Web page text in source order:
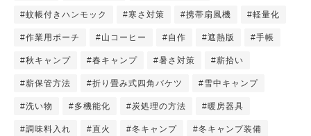
#蚊帳付きハンモック #寒さ対策 #携帯扇風機 #軽量化
#作業用ポーチ #山コーヒー #自作 #遮熱版 #手帳
#秋キャンプ #春キャンプ #暑さ対策 #薪拾い
#薪保管方法 #折り畳み式四角バケツ #雪中キャンプ
#洗い物 #多機能化 #炭処理の方法 #暖房器具
#調味料入れ #直火 #冬キャンプ #冬キャンプ装備